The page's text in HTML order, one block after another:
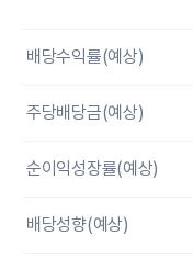
배당수익률(예상)
주당배당금(예상)
순이익성장률(예상)
배당성향(예상)